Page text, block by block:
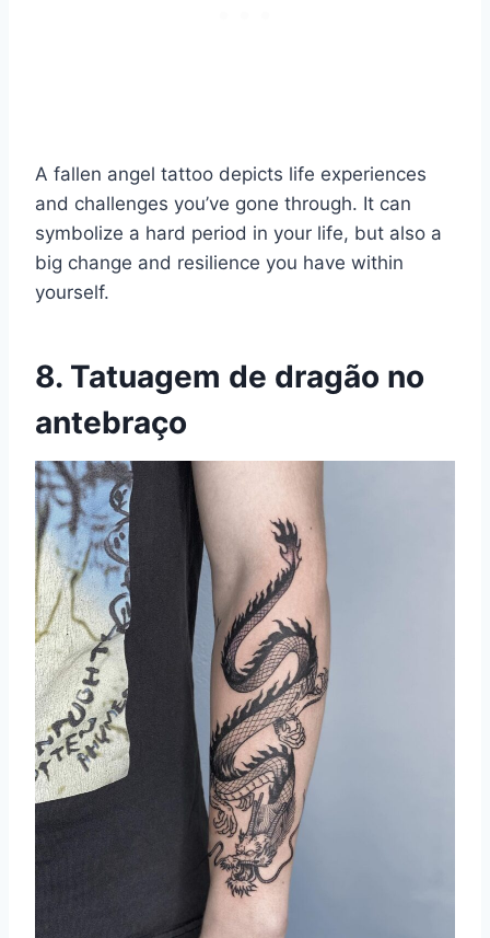
A fallen angel tattoo depicts life experiences
and challenges you’ve gone through. It can
symbolize a hard period in your life, but also a
big change and resilience you have within
yourself.
8. Tatuagem de dragão no
antebraço